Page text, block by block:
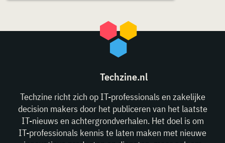
Techzine.nl
Techzine richt zich op IT-professionals en zakelijke
decision makers door het publiceren van het laatste
IT-nieuws en achtergrondverhalen. Het doel is om
IT-professionals kennis te laten maken met nieuwe